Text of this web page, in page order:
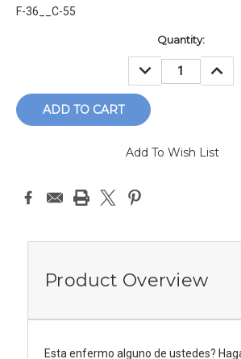
F-36__C-55
Quantity:
DECREASE
QUANTITY:
Add To Wish List
Product Overview
Esta enfermo alguno de ustedes?